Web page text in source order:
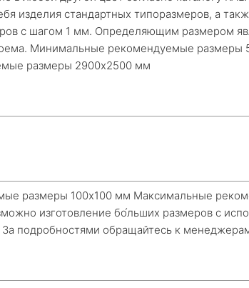
изделия стандартных типоразмеров, а
с шагом 1 мм. Определяющим размером
Минимальные рекомендуемые размеры
размеры 2900х2500 мм
размеры 100х100 мм Максимальные
изготовление бо́льших размеров с
подробностями обращайтесь к
Телефон